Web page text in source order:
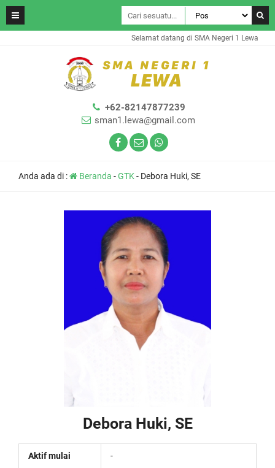
Selamat datang di SMA Negeri 1 Lewa
+62-82147877239
sman1.lewa@gmail.com
Anda ada di : Beranda -GTK- Debora Huki, SE
Debora Huki, SE
Aktif mulai -